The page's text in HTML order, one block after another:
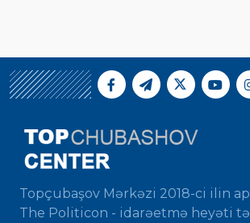
Topçubaşov Mərkəzi 2018-ci ilin
The Politicon - idarəetmə heyəti